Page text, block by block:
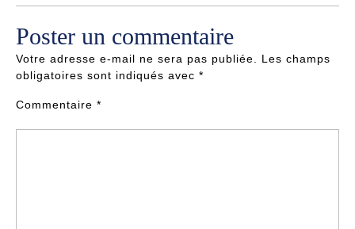
Poster un commentaire
Votre adresse e-mail ne sera pas publiée.
Les champs
obligatoires sont indiqués avec *
Commentaire *